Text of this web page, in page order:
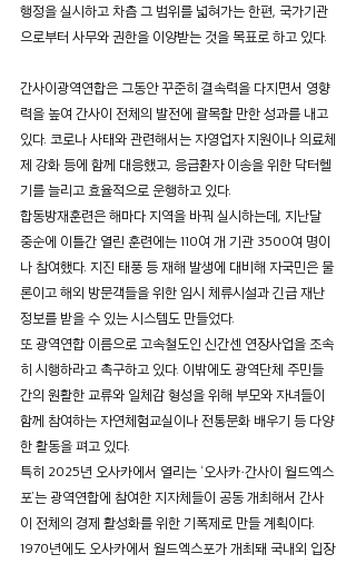
행정을 실시하고 차츰 그 범위를 넓혀가는 한편, 국가기관
으로부터 사무와 권한을 이양받는 것을 목표로 하고 있다.
간사이광역연합은 그동안 꾸준히 결속력을 다지면서 영향
력을 높여 간사이 전체의 발전에 괄목할 만한 성과를 내고
있다. 코로나 사태와 관련해서는 자영업자 지원이나 의료체
제 강화 등에 함께 대응했고, 응급환자 이송을 위한 닥터헬
기를 늘리고 효율적으로 운행하고 있다.
합동방재훈련은 해마다 지역을 바꿔 실시하는데, 지난달
중순에 이틀간 열린 훈련에는 110여 개 기관 3500여 명이
나 참여했다. 지진 태풍 등 재해 발생에 대비해 자국민은 물
론이고 해외 방문객들을 위한 임시 체류시설과 긴급 재난
정보를 받을 수 있는 시스템도 만들었다.
또 광역연합 이름으로 고속철도인 신간센 연장사업을 조속
히 시행하라고 촉구하고 있다. 이밖에도 광역단체 주민들
간의 원활한 교류와 일체감 형성을 위해 부모와 자녀들이
함께 참여하는 자연체험교실이나 전통문화 배우기 등 다양
한 활동을 펴고 있다.
특히 2025년 오사카에서 열리는 ‘오사카·간사이 월드엑스
포’는 광역연합에 참여한 지자체들이 공동 개최해서 간사
이 전체의 경제 활성화를 위한 기폭제로 만들 계획이다.
1970년에도 오사카에서 월드엑스포가 개최돼 국내외 입장